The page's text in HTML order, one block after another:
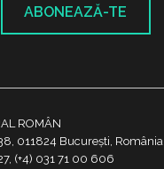
ABONEAZĂ-TE
ROMÂN
011824 București, România
(+4) 031 71 00 606